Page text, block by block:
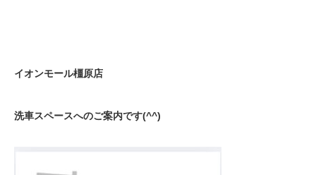
イオンモール橿原店
洗車スペースへのご案内です(^^)